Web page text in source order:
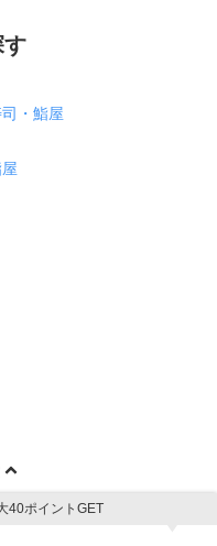
す
・鮨屋
40ポイントGET